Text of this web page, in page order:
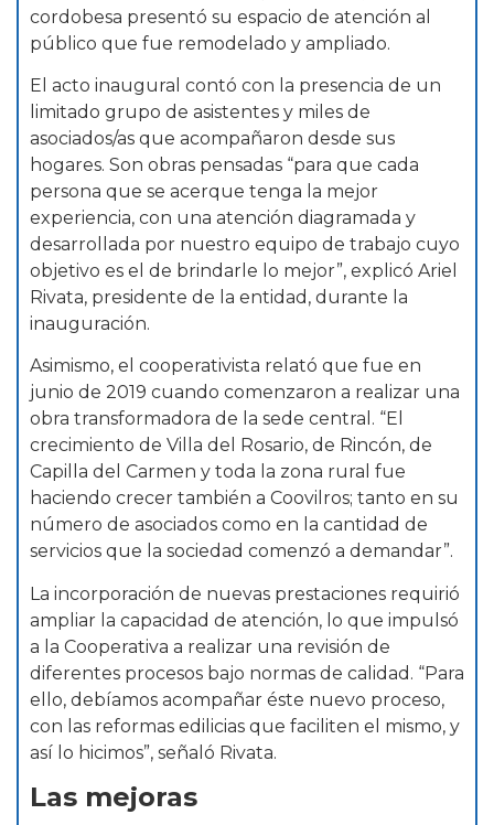
cordobesa presentó su espacio de atención al
público que fue remodelado y ampliado.
El acto inaugural contó con la presencia de un
limitado grupo de asistentes y miles de
asociados/as que acompañaron desde sus
hogares. Son obras pensadas “para que cada
persona que se acerque tenga la mejor
experiencia, con una atención diagramada y
desarrollada por nuestro equipo de trabajo cuyo
objetivo es el de brindarle lo mejor”, explicó Ariel
Rivata, presidente de la entidad, durante la
inauguración.
Asimismo, el cooperativista relató que fue en
junio de 2019 cuando comenzaron a realizar una
obra transformadora de la sede central. “El
crecimiento de Villa del Rosario, de Rincón, de
Capilla del Carmen y toda la zona rural fue
haciendo crecer también a Coovilros; tanto en su
número de asociados como en la cantidad de
servicios que la sociedad comenzó a demandar”.
La incorporación de nuevas prestaciones requirió
ampliar la capacidad de atención, lo que impulsó
a la Cooperativa a realizar una revisión de
diferentes procesos bajo normas de calidad. “Para
ello, debíamos acompañar éste nuevo proceso,
con las reformas edilicias que faciliten el mismo, y
así lo hicimos”, señaló Rivata.
Las mejoras